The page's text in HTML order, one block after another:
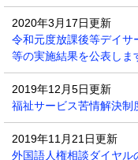
2020年3月17日更新
令和元度放課後等デイサ
等の実施結果を公表しま
2019年12月5日更新
福祉サービス苦情解決制
2019年11月21日更新
外国語人権相談ダイヤル